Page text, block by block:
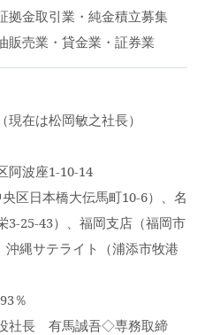
金取引業・純金積立募集
販売業・貸金業・証券業
在は松岡敏之社長）
阿波座1-10-14
区日本橋大伝馬町10-6）、名
3-25-43）、福岡支店（福岡市
縄サテライト（浦添市牧港
％
社長 有馬誠吾◇専務取締